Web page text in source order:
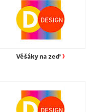
Věšáky na zeď ›